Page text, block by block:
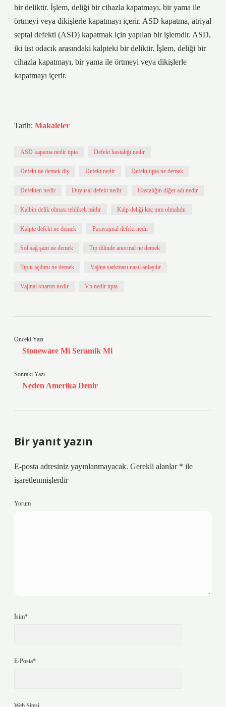
bir deliktir. İşlem, deliği bir cihazla kapatmayı, bir yama ile
örtmeyi veya dikişlerle kapatmayı içerir. ASD kapatma, atriyal
septal defekti (ASD) kapatmak için yapılan bir işlemdir. ASD,
iki üst odacık arasındaki kalpteki bir deliktir. İşlem, deliği bir
cihazla kapatmayı, bir yama ile örtmeyi veya dikişlerle
kapatmayı içerir.
Tarih: Makaleler
ASD kapama nedir tıpta Defekt hastalığı nedir
Defekt ne demek diş Defekt nedir Defekt tıpta ne demek
Defekten nedir Duyusal defekt nedir Hastalığın diğer adı nedir
Kalbin delik olması tehlikeli midir Kalp deliği kaç mm olmalıdır
Kalpte defekt ne demek Paravajinal defekt nedir
Sol sağ şant ne demek Tıp dilinde anormal ne demek
Tıpın açılımı ne demek Vajina sarkması nasıl anlaşılır
Vajinal onarım nedir Vh nedir tıpta
Önceki Yazı
Stoneware Mi Seramik Mi
Sonraki Yazı
Neden Amerika Denir
Bir yanıt yazın
E-posta adresiniz yayınlanmayacak. Gerekli alanlar * ile
işaretlenmişlerdir
Yorum
İsim*
E-Posta*
Web Sitesi